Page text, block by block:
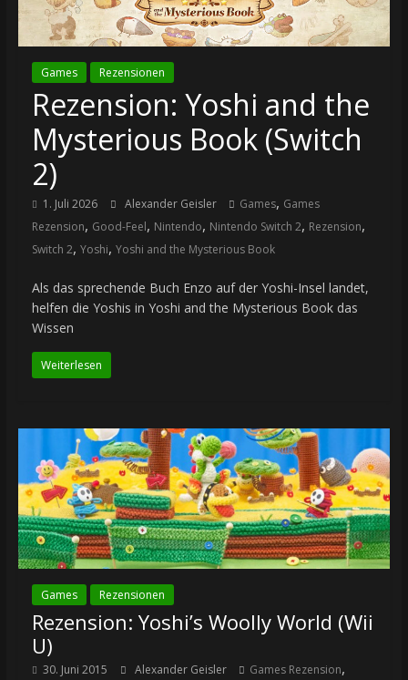
Games Rezensionen
Rezension: Yoshi and the
Mysterious Book (Switch
2)
1. Juli 2026 Alexander Geisler Games, Games
Rezension, Good-Feel, Nintendo, Nintendo Switch 2, Rezension,
Switch 2, Yoshi, Yoshi and the Mysterious Book
Als das sprechende Buch Enzo auf der Yoshi-Insel landet,
helfen die Yoshis in Yoshi and the Mysterious Book das
Wissen
Weiterlesen
Games Rezensionen
Rezension: Yoshi’s Woolly World (Wii
U)
30. Juni 2015 Alexander Geisler Games Rezension,